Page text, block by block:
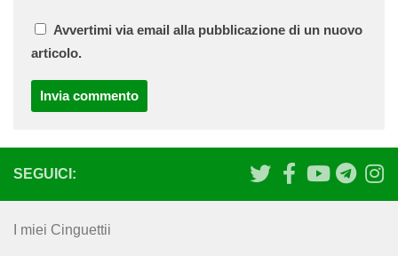
Avvertimi via email alla pubblicazione di un nuovo
articolo.
SEGUICI:
I miei Cinguettii